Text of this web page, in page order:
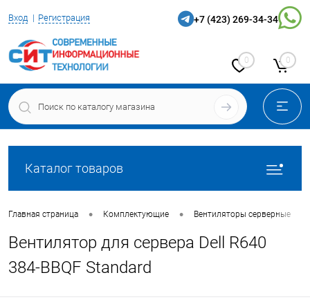
Вход Регистрация +7 (423) 269-34-34
0 0
Каталог товаров
Главная страница • Комплектующие • Вентиляторы серверные
Вентилятор для сервера Dell R640
384-BBQF Standard